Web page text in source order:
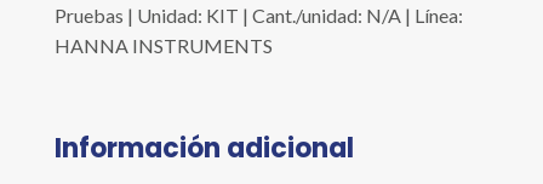
Pruebas | Unidad: KIT | Cant./unidad: N/A | Línea:
HANNA INSTRUMENTS
Información adicional